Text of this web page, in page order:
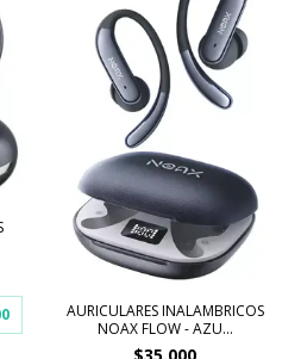
AURICULARES INALAMBRICOS
NOAX FLOW - AZU...